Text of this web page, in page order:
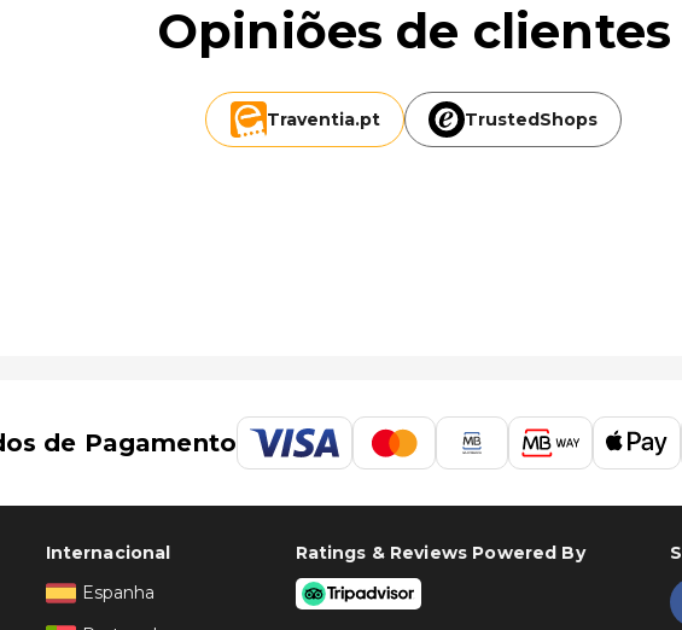
Opiniões de clientes
Traventia.pt TrustedShops
de Pagamento
Internacional
Espanha
Ratings & Reviews Powered By